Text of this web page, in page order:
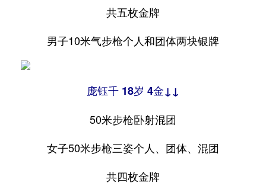
共五枚金牌
男子10米气步枪个人和团体两块银牌
庞钰千 18岁 4金↓↓
50米步枪卧射混团
女子50米步枪三姿个人、团体、混团
共四枚金牌